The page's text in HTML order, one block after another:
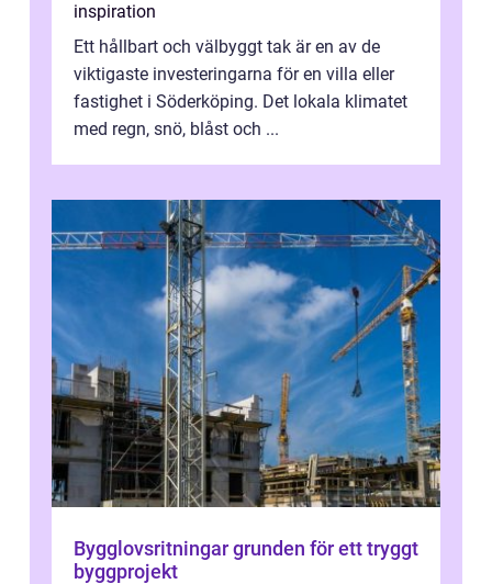
inspiration
Ett hållbart och välbyggt tak är en av de
viktigaste investeringarna för en villa eller
fastighet i Söderköping. Det lokala klimatet
med regn, snö, blåst och ...
Bygglovsritningar grunden för ett tryggt
byggprojekt